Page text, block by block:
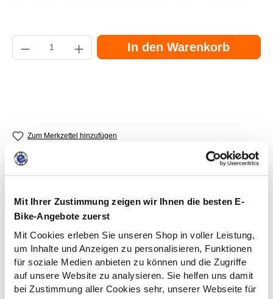
Mit Ihrer Zustimmung zeigen wir Ihnen die besten E-
Bike-Angebote zuerst
Mit Cookies erleben Sie unseren Shop in voller Leistung,
um Inhalte und Anzeigen zu personalisieren, Funktionen
für soziale Medien anbieten zu können und die Zugriffe
auf unsere Website zu analysieren. Sie helfen uns damit
bei Zustimmung aller Cookies sehr, unserer Webseite für
Produkt Anzahl: Gib den gewünschten Wert ein oder benutze die
In den Warenkorb
Zum Merkzettel hinzufügen
Fertig montierter Versand
Dein eBike kommt per Spedition und
ist sofort fahrbereit!